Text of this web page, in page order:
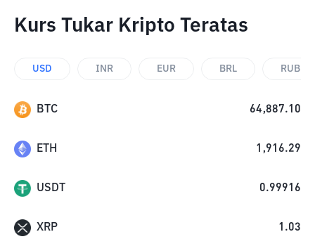
Kurs Tukar Kripto Teratas
USD INR EUR BRL RUB
BTC 64,887.10
ETH 1,916.29
USDT 0.99916
XRP 1.03